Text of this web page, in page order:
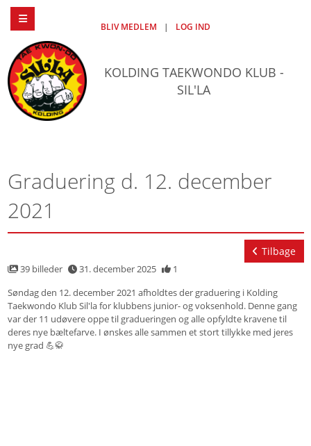
BLIV MEDLEM | LOG IND
KOLDING TAEKWONDO KLUB -
SIL'LA
Graduering d. 12. december
2021
Tilbage
39 billeder 31. december 2025
1
Søndag den 12. december 2021 afholdtes der graduering i Kolding
Taekwondo Klub Sil'la for klubbens junior- og voksenhold. Denne gang
var der 11 udøvere oppe til gradueringen og alle opfyldte kravene til
deres nye bæltefarve. I ønskes alle sammen et stort tillykke med jeres
nye grad 💪🥋